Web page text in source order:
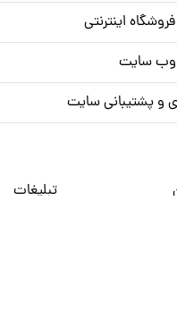
اینترنتی
وب سایت
و پشتیبانی سایت
تبلیغات